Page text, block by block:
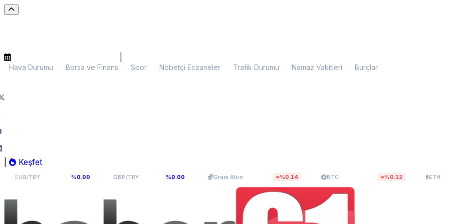
Hava Durumu Borsa ve Finans Spor Nöbetçi Eczaneler Trafik Durumu Namaz Vakitleri Burçlar
Keşfet
54,8177 %0.00 GBP/TRY 63,965 %0.00 Gram Altın6.004,69 BTC $64.511,74 ETH $1.905,54